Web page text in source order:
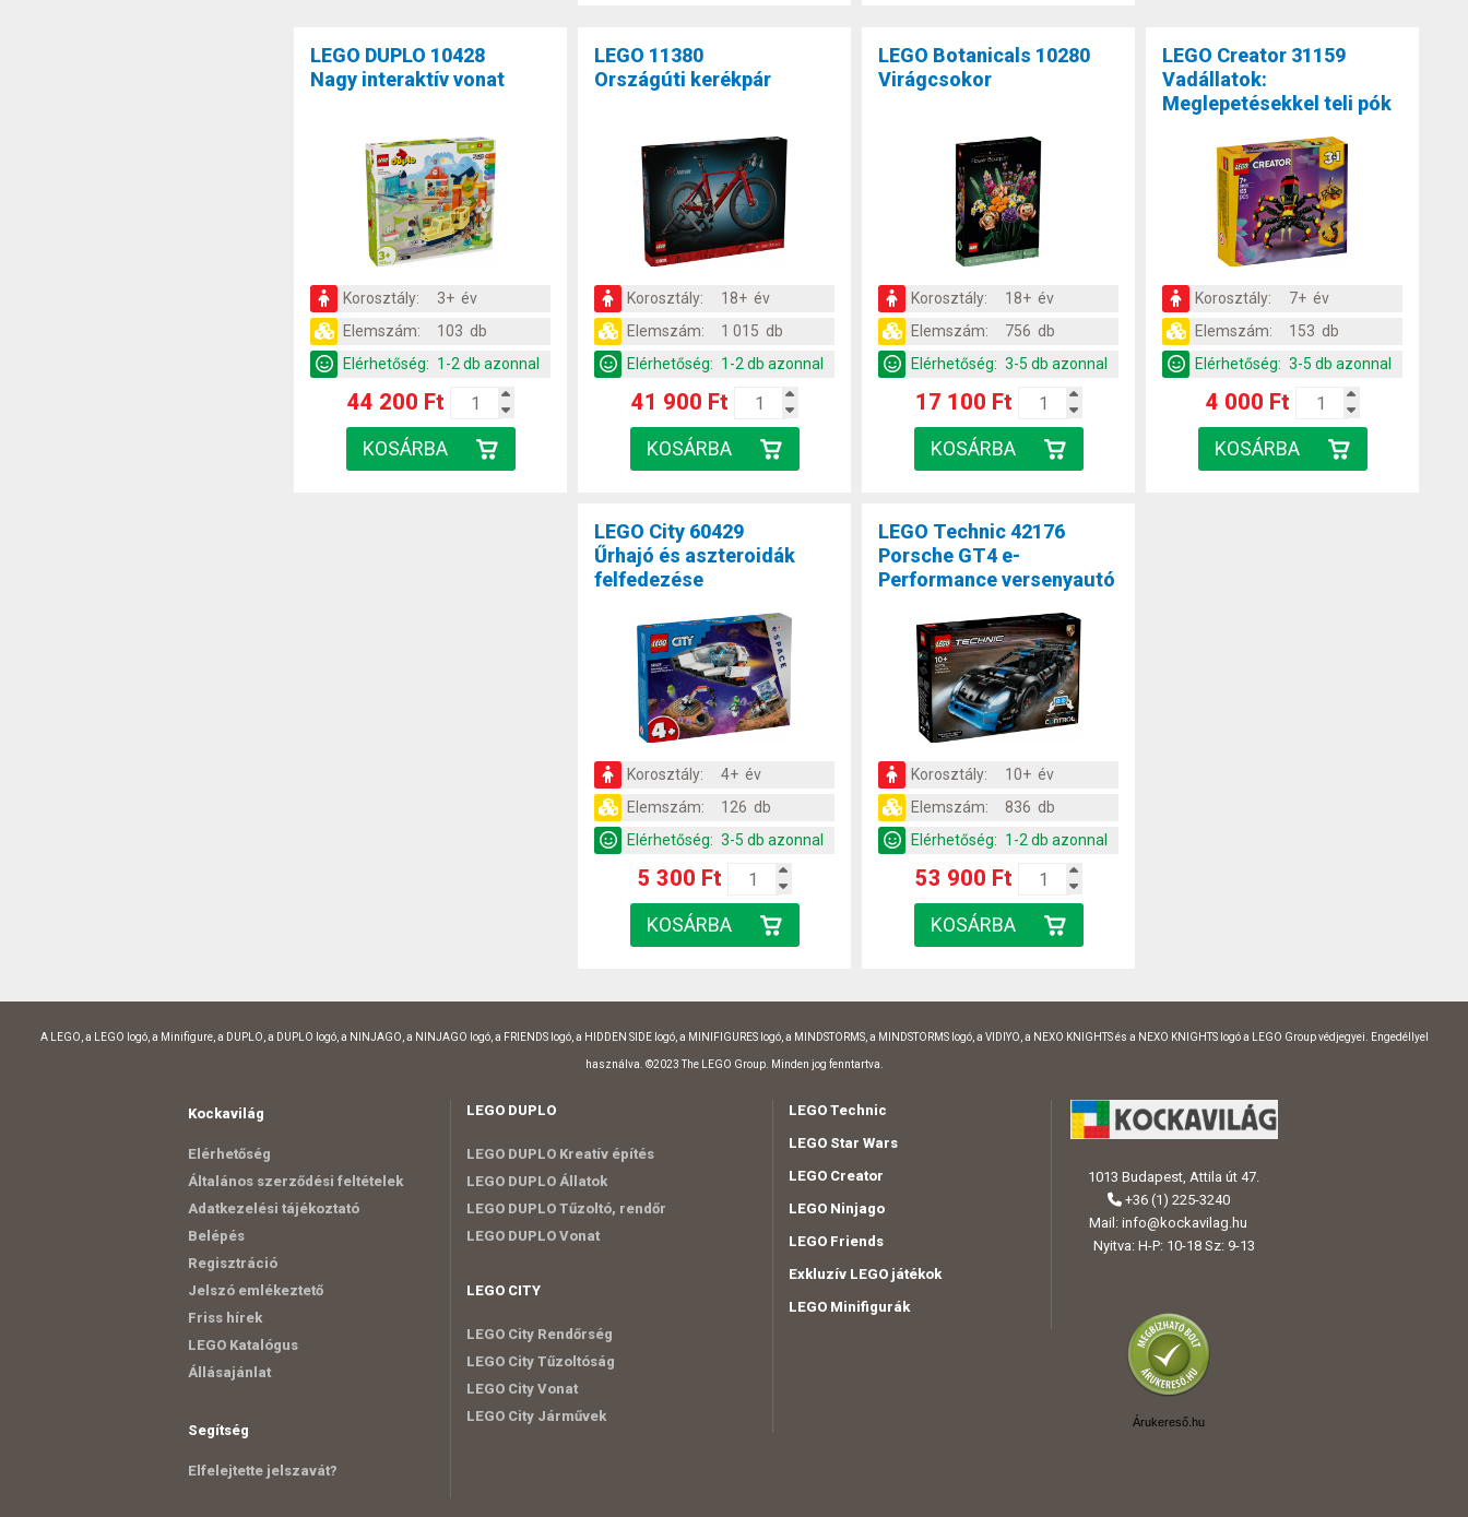
LEGO DUPLO 10428
Nagy interaktív vonat
Korosztály:
3+ év
Elemszám:
103 db
Elérhetőség: 1-2 db azonnal
44 200 Ft
LEGO 11380
Országúti kerékpár
Korosztály:
18+ év
Elemszám:
1 015 db
Elérhetőség: 1-2 db azonnal
41 900 Ft
LEGO Botanicals 10280
Virágcsokor
Korosztály:
18+ év
Elemszám:
756 db
Elérhetőség: 3-5 db azonnal
17 100 Ft
LEGO Creator 31159
Vadállatok:
Meglepetésekkel teli pók
Korosztály:
7+ év
Elemszám:
153 db
Elérhetőség: 3-5 db azonnal
4 000 Ft
LEGO City 60429
Űrhajó és aszteroidák
felfedezése
Korosztály:
4+ év
Elemszám:
126 db
Elérhetőség: 3-5 db azonnal
5 300 Ft
LEGO Technic 42176
Porsche GT4 e-
Performance versenyautó
Korosztály:
10+ év
Elemszám:
836 db
Elérhetőség: 1-2 db azonnal
53 900 Ft
A LEGO, a LEGO logó, a Minifigure, a DUPLO, a DUPLO logó, a NINJAGO, a NINJAGO logó, a FRIENDS logó, a HIDDEN SIDE logó, a MINIFIGURES logó, a MINDSTORMS, a MINDSTORMS logó, a VIDIYO, a NEXO KNIGHTS és a NEXO KNIGHTS logó a LEGO Group védjegyei. Engedéllyel
használva. ©2023 The LEGO Group. Minden jog fenntartva.
Kockavilág
Elérhetőség
Általános szerződési feltételek
Adatkezelési tájékoztató
Belépés
Regisztráció
Jelszó emlékeztető
Friss hírek
LEGO Katalógus
Állásajánlat
Segítség
Elfelejtette jelszavát?
LEGO DUPLO
LEGO DUPLO Kreatív építés
LEGO DUPLO Állatok
LEGO DUPLO Tűzoltó, rendőr
LEGO DUPLO Vonat
LEGO CITY
LEGO City Rendőrség
LEGO City Tűzoltóság
LEGO City Vonat
LEGO City Járművek
LEGO Technic
LEGO Star Wars
LEGO Creator
LEGO Ninjago
LEGO Friends
Exkluzív LEGO játékok
LEGO Minifigurák
1013 Budapest, Attila út 47.
+36 (1) 225-3240
Mail: info@kockavilag.hu
Nyitva: H-P: 10-18 Sz: 9-13
Árukereső.hu